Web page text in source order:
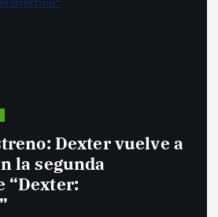
Dexter vuelve a
la segunda
“Dexter: